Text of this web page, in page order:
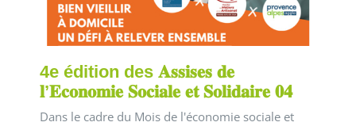
4e édition des 𝐀𝐬𝐬𝐢𝐬𝐞𝐬 𝐝𝐞
𝐥’𝐄𝐜𝐨𝐧𝐨𝐦𝐢𝐞 𝐒𝐨𝐜𝐢𝐚𝐥𝐞 𝐞𝐭 𝐒𝐨𝐥𝐢𝐝𝐚𝐢𝐫𝐞 𝟎𝟒
Dans le cadre du Mois de l'économie sociale et